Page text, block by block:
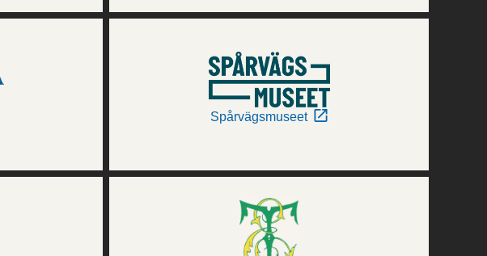
Spårvägsmuseet